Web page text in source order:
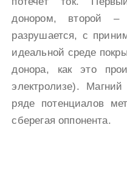
донором, второй –
разрушается, с
идеальной среде
донора, как это
электролизе).
ряде потенциалов
сберегая оппонента.